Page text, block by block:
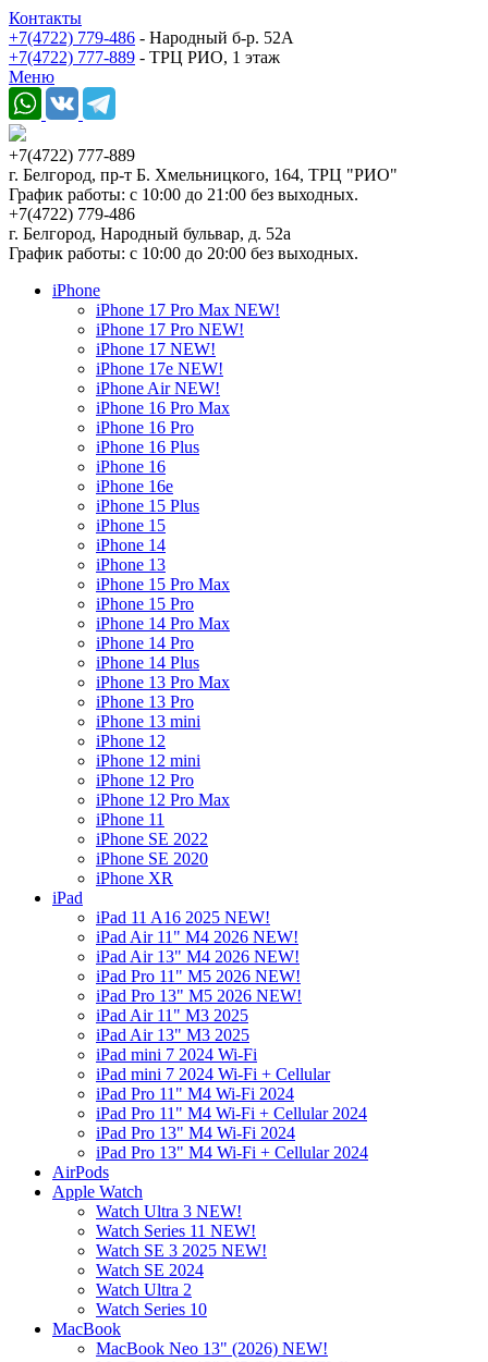
Контакты
+7(4722) 779-486 - Народный б-р. 52А
+7(4722) 777-889 - ТРЦ РИО, 1 этаж
Меню
+7(4722) 777-889
г. Белгород, пр-т Б. Хмельницкого, 164, ТРЦ "РИО"
График работы: с 10:00 до 21:00 без выходных.
+7(4722) 779-486
г. Белгород, Народный бульвар, д. 52а
График работы: с 10:00 до 20:00 без выходных.
iPhone
iPhone 17 Pro Max NEW!
iPhone 17 Pro NEW!
iPhone 17 NEW!
iPhone 17e NEW!
iPhone Air NEW!
iPhone 16 Pro Max
iPhone 16 Pro
iPhone 16 Plus
iPhone 16
iPhone 16e
iPhone 15 Plus
iPhone 15
iPhone 14
iPhone 13
iPhone 15 Pro Max
iPhone 15 Pro
iPhone 14 Pro Max
iPhone 14 Pro
iPhone 14 Plus
iPhone 13 Pro Max
iPhone 13 Pro
iPhone 13 mini
iPhone 12
iPhone 12 mini
iPhone 12 Pro
iPhone 12 Pro Max
iPhone 11
iPhone SE 2022
iPhone SE 2020
iPhone XR
iPad
iPad 11 A16 2025 NEW!
iPad Air 11" M4 2026 NEW!
iPad Air 13" M4 2026 NEW!
iPad Pro 11" M5 2026 NEW!
iPad Pro 13" M5 2026 NEW!
iPad Air 11" M3 2025
iPad Air 13" M3 2025
iPad mini 7 2024 Wi-Fi
iPad mini 7 2024 Wi-Fi + Cellular
iPad Pro 11" M4 Wi-Fi 2024
iPad Pro 11" M4 Wi-Fi + Cellular 2024
iPad Pro 13" M4 Wi-Fi 2024
iPad Pro 13" M4 Wi-Fi + Cellular 2024
AirPods
Apple Watch
Watch Ultra 3 NEW!
Watch Series 11 NEW!
Watch SE 3 2025 NEW!
Watch SE 2024
Watch Ultra 2
Watch Series 10
MacBook
MacBook Neo 13" (2026) NEW!